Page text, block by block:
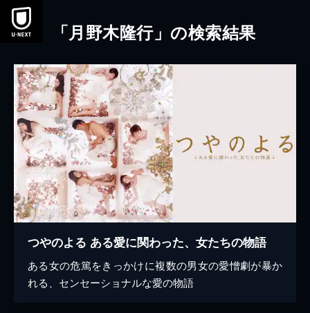
本文へスキップ
「月野木隆行」の検索結果
つやのよる ある愛に関わった、女たちの物語
ある女の危篤をきっかけに複数の男女の愛憎劇が暴か
れる、センセーショナルな愛の物語